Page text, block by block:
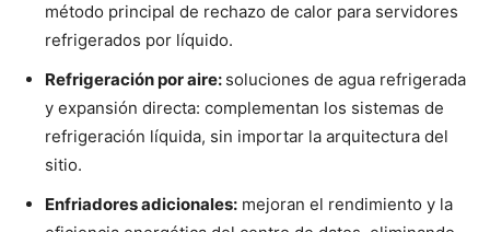
método principal de rechazo de calor para servidores
refrigerados por líquido.
Refrigeración por aire: soluciones de agua refrigerada
y expansión directa: complementan los sistemas de
refrigeración líquida, sin importar la arquitectura del
sitio.
Enfriadores adicionales: mejoran el rendimiento y la